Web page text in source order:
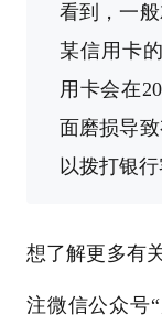
看到，一
某信用卡
用卡会在
面磨损导
以拨打银行
想了解更多有
注微信公众号